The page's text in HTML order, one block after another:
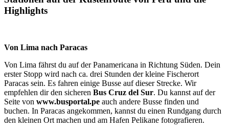
Highlights
Von Lima nach Paracas
Von Lima fährst du auf der Panamericana in Richtung Süden. Dein
erster Stopp wird nach ca. drei Stunden der kleine Fischerort
Paracas sein. Es fahren einige Busse auf dieser Strecke. Wir
empfehlen dir den sicheren Bus Cruz del Sur. Du kannst auf der
Seite von www.busportal.pe auch andere Busse finden und
buchen. In Paracas angekommen, kannst du einen Rundgang durch
den kleinen Ort machen und am Hafen Pelikane fotografieren.